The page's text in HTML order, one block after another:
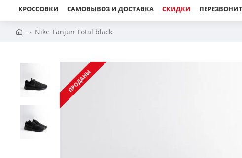
КРОССОВКИ САМОВЫВОЗ И ДОСТАВКА СКИДКИ
Nike Tanjun Total black
ПРОДАНЫ